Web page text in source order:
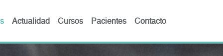
Actualidad Cursos Pacientes Contacto